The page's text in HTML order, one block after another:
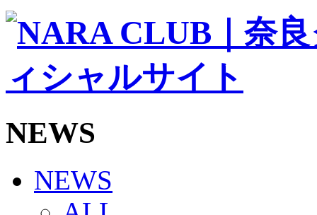
バモス
チアダンススクール
ボランティアチーム「volundeer」
ビクトリーロード
HOMEGAME
観戦ルール＆マナー
Jリーグ運営管理規定
写真・動画使用ガイドライン
SCHEDULE
2026/27
練習見学時のファンサービスについて
TICKET
NEWS
NEWS